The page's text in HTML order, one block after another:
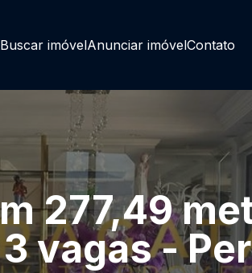
Buscar imóvelAnunciar imóvelContato
277,49
vagas -